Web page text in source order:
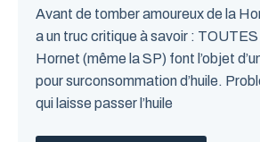
Avant de tomber amoureux de la
a un truc critique à savoir :
Hornet (même la SP) font l’objet
pour surconsommation d’huile.
qui laisse passer l’huile